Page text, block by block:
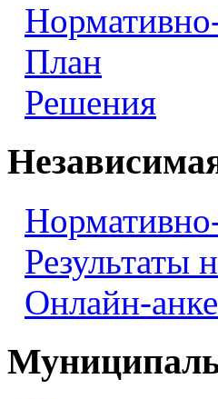
План
Решения
Результаты
Онлайн-